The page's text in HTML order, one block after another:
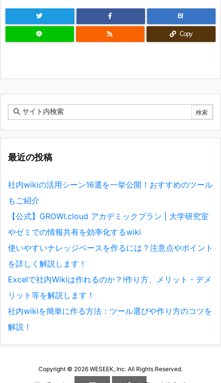
B!
Copy
最近の投稿
社内wikiの活用シーン16選を一挙公開！おすすめのツール
もご紹介
【公式】GROWI.cloud アカデミックプラン | 大学研究室
やゼミでの情報共有を効率化するwiki
使いやすいナレッジベースを作るには？注意点やポイント
を詳しく解説します！
Excelで社内Wikiは作れるのか？!作り方、メリット・デメ
リット等を解説します！
社内wikiを簡単に作る方法：ツール選びや作り方のコツを
解説！
Copyright © 2026 WESEEK, Inc. All Rights Reserved.